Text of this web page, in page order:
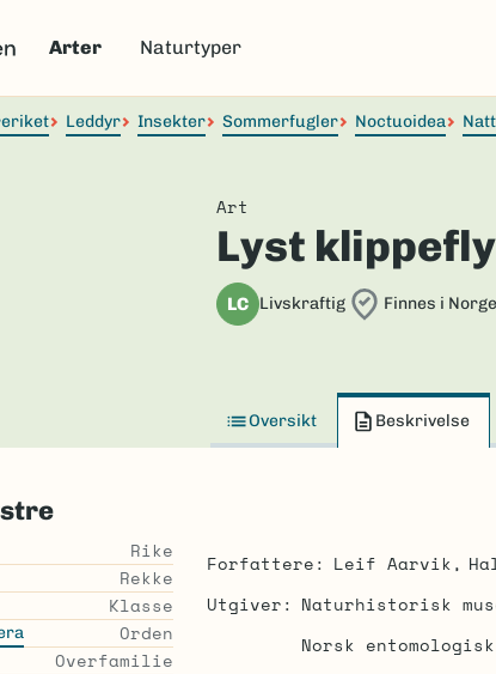
Arter Naturtyper
Leddyr Insekter Sommerfugler Noctuoidea
Art
Lyst klippefly
LC Livskraftig Finnes i Norge
Oversikt Beskrivelse
Rike
Rekke
Klasse
Orden
Overfamilie
Forfattere Leif Aarvik
Utgiver
Naturhistorisk
Norsk